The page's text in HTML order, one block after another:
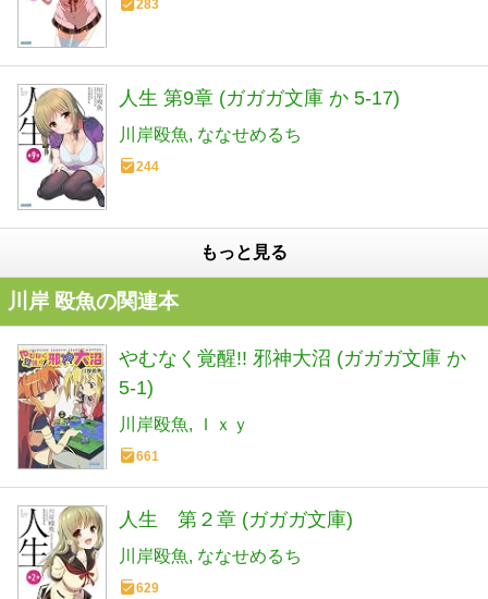
283
人生 第9章 (ガガガ文庫 か 5-17)
川岸殴魚 ななせめるち
244
もっと見る
川岸 殴魚の関連本
やむなく覚醒!! 邪神大沼 (ガガガ文庫 か
5-1)
川岸殴魚 Ｉｘｙ
661
人生 第２章 (ガガガ文庫)
川岸殴魚 ななせめるち
629